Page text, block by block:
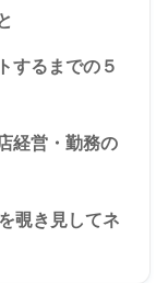
するまでの５
経営・勤務の
覗き見してネ